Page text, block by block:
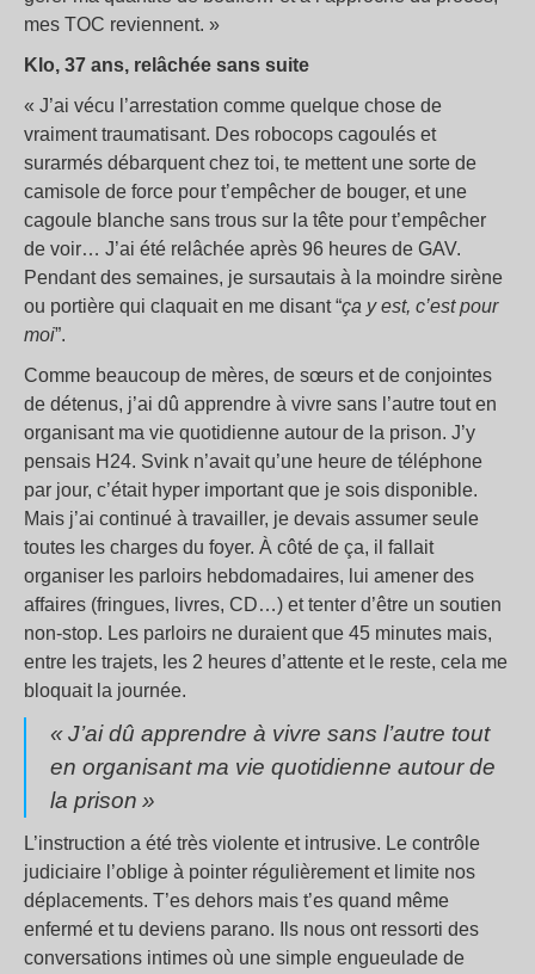
mes TOC reviennent. »
Klo, 37 ans, relâchée sans suite
« J’ai vécu l’arrestation comme quelque chose de
vraiment traumatisant. Des robocops cagoulés et
surarmés débarquent chez toi, te mettent une sorte de
camisole de force pour t’empêcher de bouger, et une
cagoule blanche sans trous sur la tête pour t’empêcher
de voir… J’ai été relâchée après 96 heures de GAV.
Pendant des semaines, je sursautais à la moindre sirène
ou portière qui claquait en me disant “ça y est, c’est pour
moi”.
Comme beaucoup de mères, de sœurs et de conjointes
de détenus, j’ai dû apprendre à vivre sans l’autre tout en
organisant ma vie quotidienne autour de la prison. J’y
pensais H24. Svink n’avait qu’une heure de téléphone
par jour, c’était hyper important que je sois disponible.
Mais j’ai continué à travailler, je devais assumer seule
toutes les charges du foyer. À côté de ça, il fallait
organiser les parloirs hebdomadaires, lui amener des
affaires (fringues, livres, CD…) et tenter d’être un soutien
non-stop. Les parloirs ne duraient que 45 minutes mais,
entre les trajets, les 2 heures d’attente et le reste, cela me
bloquait la journée.
«J’ai dû apprendre à vivre sans l’autre tout
en organisant ma vie quotidienne autour de
la prison »
L’instruction a été très violente et intrusive. Le contrôle
judiciaire l’oblige à pointer régulièrement et limite nos
déplacements. T’es dehors mais t’es quand même
enfermé et tu deviens parano. Ils nous ont ressorti des
conversations intimes où une simple engueulade de